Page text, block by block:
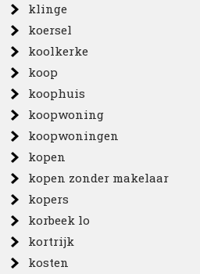
klinge
koersel
koolkerke
koop
koophuis
koopwoning
koopwoningen
kopen
kopen zonder makelaar
kopers
korbeek lo
kortrijk
kosten